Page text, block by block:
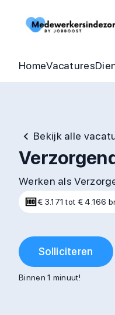
HomeVacatures
Begeleider
Thuishulp
Bekijk alle
Werken als
€ 3.171 tot € 4.166
Solliciteren
Binnen 1 minuut!